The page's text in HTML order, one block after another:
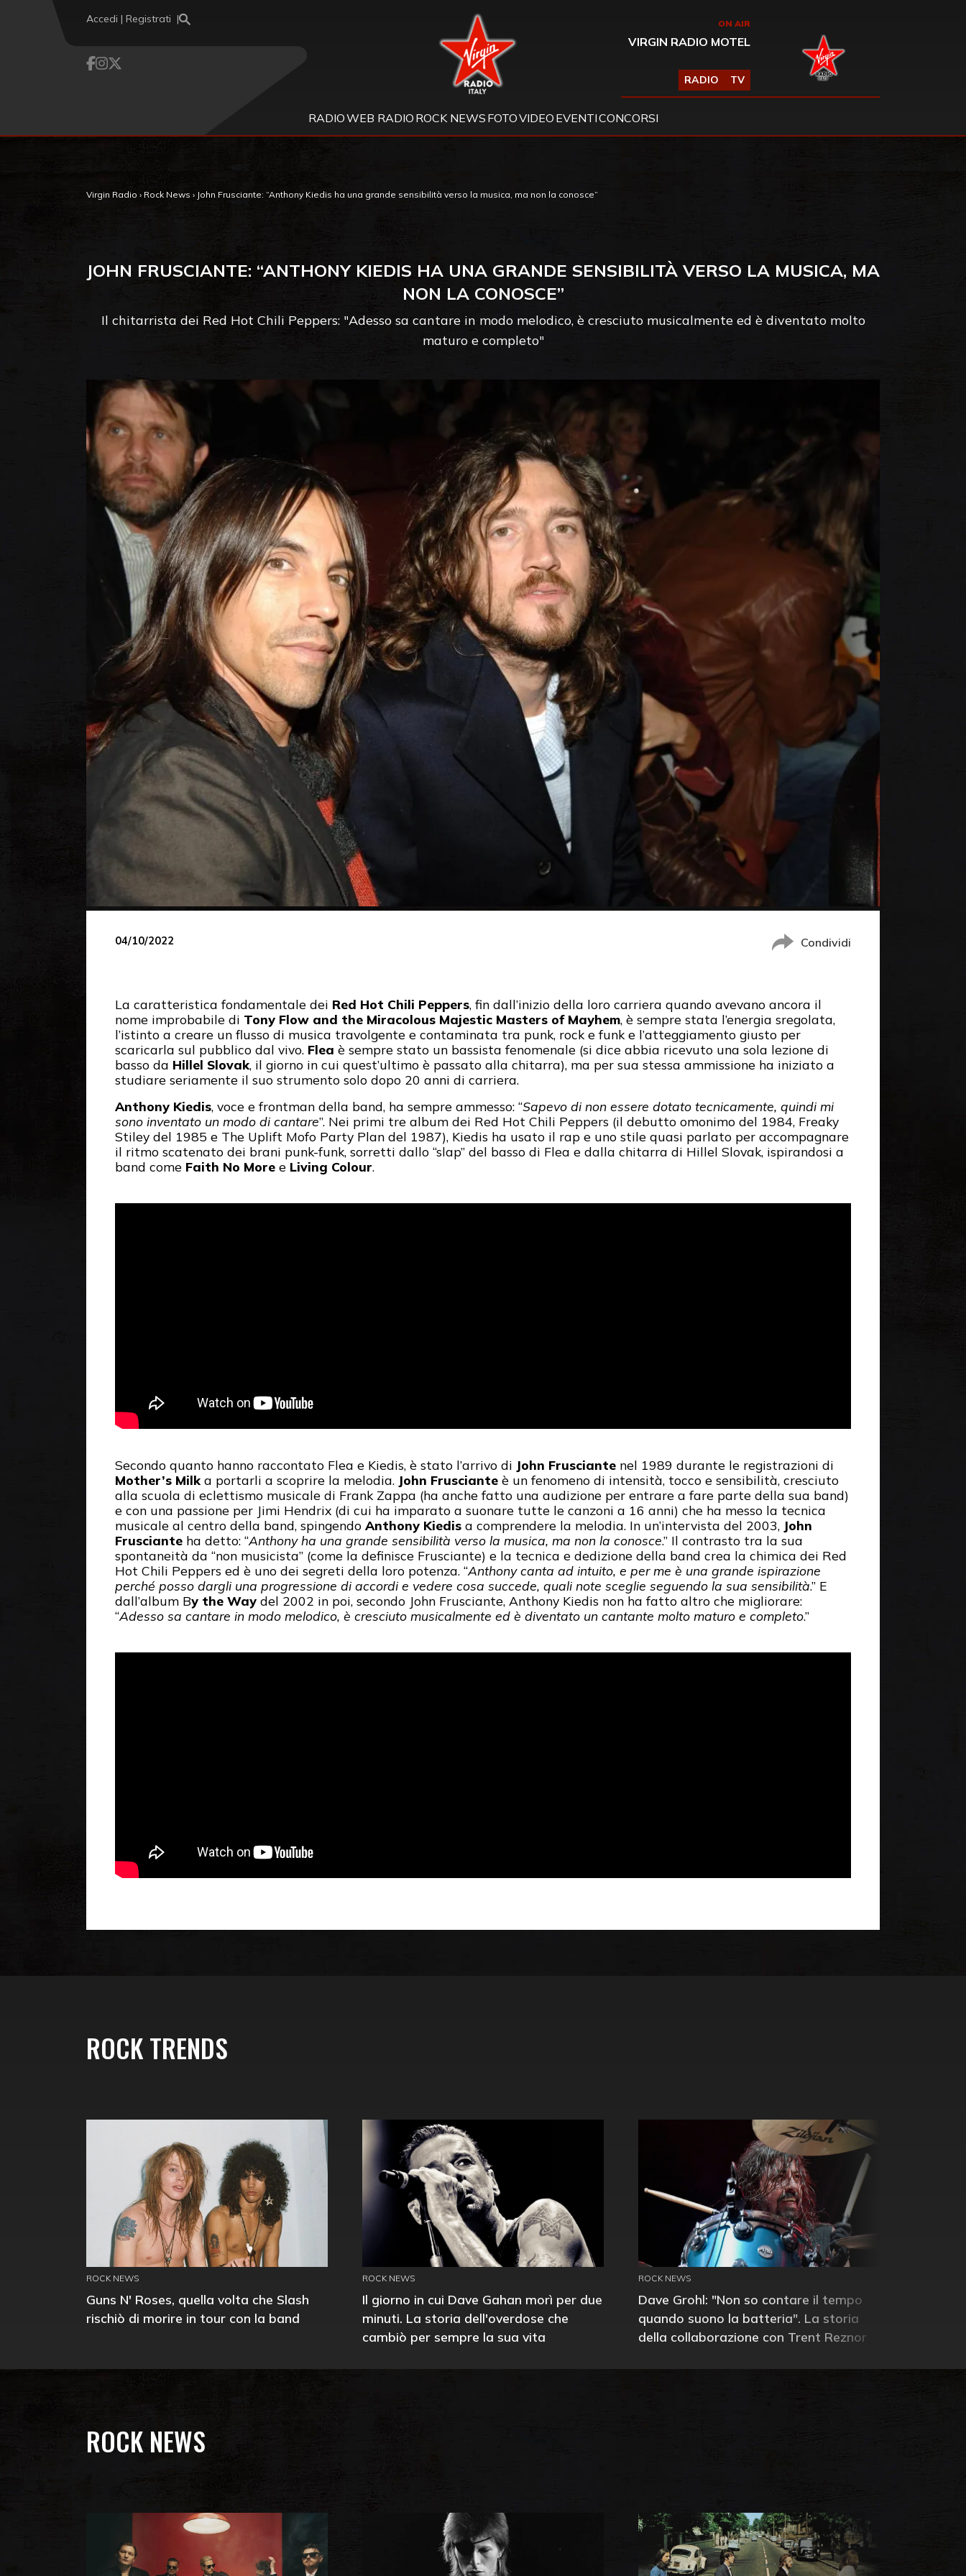
Accedi | Registrati Virgin Radio ON AIR
VIRGIN RADIO MOTEL
RADIO TV
RADIOWEB RADIO ROCK NEWS FOTOVIDEO EVENTICONCORSI
Virgin Radio › Rock News › John Frusciante: “Anthony Kiedis ha una grande sensibilità verso la musica, ma non la conosce”
JOHN FRUSCIANTE: “ANTHONY KIEDIS HA UNA GRANDE SENSIBILITÀ VERSO LA MUSICA, MA
NON LA CONOSCE”
Il chitarrista dei Red Hot Chili Peppers: "Adesso sa cantare in modo melodico, è cresciuto musicalmente ed è diventato molto
maturo e completo"
04/10/2022 Condividi
La caratteristica fondamentale dei Red Hot Chili Peppers, fin dall’inizio della loro carriera quando avevano ancora il
nome improbabile di Tony Flow and the Miracolous Majestic Masters of Mayhem, è sempre stata l’energia sregolata,
l’istinto a creare un flusso di musica travolgente e contaminata tra punk, rock e funk e l’atteggiamento giusto per
scaricarla sul pubblico dal vivo. Flea è sempre stato un bassista fenomenale (si dice abbia ricevuto una sola lezione di
basso da Hillel Slovak, il giorno in cui quest’ultimo è passato alla chitarra), ma per sua stessa ammissione ha iniziato a
studiare seriamente il suo strumento solo dopo 20 anni di carriera.
Anthony Kiedis, voce e frontman della band, ha sempre ammesso: “Sapevo di non essere dotato tecnicamente, quindi mi
sono inventato un modo di cantare”. Nei primi tre album dei Red Hot Chili Peppers (il debutto omonimo del 1984, Freaky
Stiley del 1985 e The Uplift Mofo Party Plan del 1987), Kiedis ha usato il rap e uno stile quasi parlato per accompagnare
il ritmo scatenato dei brani punk-funk, sorretti dallo “slap” del basso di Flea e dalla chitarra di Hillel Slovak, ispirandosi a
band come Faith No More e Living Colour.
Secondo quanto hanno raccontato Flea e Kiedis, è stato l’arrivo di John Frusciante nel 1989 durante le registrazioni di
Mother’s Milk a portarli a scoprire la melodia. John Frusciante è un fenomeno di intensità, tocco e sensibilità, cresciuto
alla scuola di eclettismo musicale di Frank Zappa (ha anche fatto una audizione per entrare a fare parte della sua band)
e con una passione per Jimi Hendrix (di cui ha imparato a suonare tutte le canzoni a 16 anni) che ha messo la tecnica
musicale al centro della band, spingendo Anthony Kiedis a comprendere la melodia. In un’intervista del 2003, John
Frusciante ha detto: “Anthony ha una grande sensibilità verso la musica, ma non la conosce.” Il contrasto tra la sua
spontaneità da “non musicista” (come la definisce Frusciante) e la tecnica e dedizione della band crea la chimica dei Red
Hot Chili Peppers ed è uno dei segreti della loro potenza. “Anthony canta ad intuito, e per me è una grande ispirazione
perché posso dargli una progressione di accordi e vedere cosa succede, quali note sceglie seguendo la sua sensibilità.” E
dall’album By the Way del 2002 in poi, secondo John Frusciante, Anthony Kiedis non ha fatto altro che migliorare:
“Adesso sa cantare in modo melodico, è cresciuto musicalmente ed è diventato un cantante molto maturo e completo.”
ROCK TRENDS
ROCK NEWS
Guns N' Roses, quella volta che Slash
rischiò di morire in tour con la band
ROCK NEWS
Il giorno in cui Dave Gahan morì per due
minuti. La storia dell'overdose che
cambiò per sempre la sua vita
ROCK NEWS
Dave Grohl: "Non so contare il tempo
quando suono la batteria". La storia
della collaborazione con Trent Reznor
ROCK NEWS